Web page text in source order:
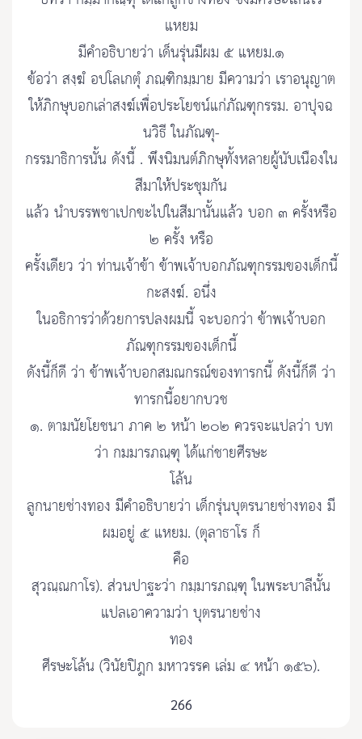
แหยม
มีคำอธิบายว่า เด็นรุ่นมีผม ๕ แหยม.๑
ข้อว่า สงฺฆํ อปโลเกตุํ ภณฺฑิกมฺมาย มีความว่า เราอนุญาต
ให้ภิกษุบอกเล่าสงฆ์เพื่อประโยชน์แก่ภัณฑุกรรม. อาปุจฉ
นวิธี ในภัณฑุ-
กรรมาธิการนั้น ดังนี้ . พึงนิมนต์ภิกษุทั้งหลายผู้นับเนืองใน
สีมาให้ประชุมกัน
แล้ว นำบรรพชาเปกขะไปในสีมานั้นแล้ว บอก ๓ ครั้งหรือ
๒ ครั้ง หรือ
ครั้งเดียว ว่า ท่านเจ้าข้า ข้าพเจ้าบอกภัณฑุกรรมของเด็กนี้
กะสงฆ์. อนึ่ง
ในอธิการว่าด้วยการปลงผมนี้ จะบอกว่า ข้าพเจ้าบอก
ภัณฑุกรรมของเด็กนี้
ดังนี้ก็ดี ว่า ข้าพเจ้าบอกสมณกรณ์ของทารกนี้ ดังนี้ก็ดี ว่า
ทารกนี้อยากบวช
๑. ตามนัยโยชนา ภาค ๒ หน้า ๒๐๒ ควรจะแปลว่า บท
ว่า กมมารภณฺฑุ ได้แก่ชายศีรษะ
โล้น
ลูกนายช่างทอง มีคำอธิบายว่า เด็กรุ่นบุตรนายช่างทอง มี
ผมอยู่ ๕ แหยม. (ตุลาธาโร ก็
คือ
สุวณฺณกาโร). ส่วนปาฐะว่า กมฺมารภณฺฑุ ในพระบาลีนั้น
แปลเอาความว่า บุตรนายช่าง
ทอง
ศีรษะโล้น (วินัยปิฎก มหาวรรค เล่ม ๔ หน้า ๑๕๖).
266